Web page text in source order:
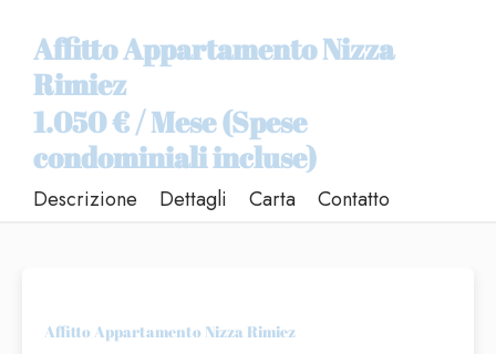
Affitto Appartamento Nizza
Rimiez
1.050 € / Mese (Spese
condominiali incluse)
Descrizione Dettagli Carta Contatto
Affitto Appartamento Nizza Rimiez